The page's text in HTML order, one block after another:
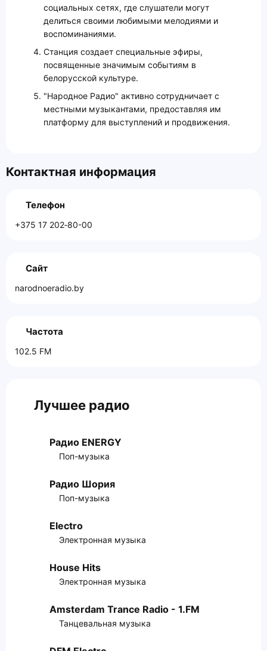
социальных сетях, где слушатели могут
делиться своими любимыми мелодиями и
воспоминаниями.
Станция создает специальные эфиры,
посвященные значимым событиям в
белорусской культуре.
"Народное Радио" активно сотрудничает с
местными музыкантами, предоставляя им
платформу для выступлений и продвижения.
Контактная информация
Телефон
+375 17 202‑80-00
Сайт
narodnoeradio.by
Частота
102.5 FM
Лучшее радио
Радио ENERGY
Поп-музыка
Радио Шория
Поп-музыка
Electro
Электронная музыка
House Hits
Электронная музыка
Amsterdam Trance Radio - 1.FM
Танцевальная музыка